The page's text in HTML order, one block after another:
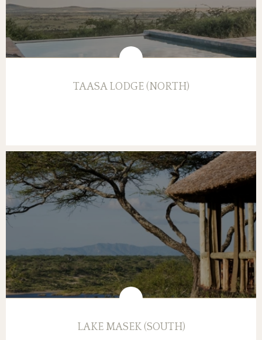
TAASA LODGE (NORTH)
LAKE MASEK (SOUTH)